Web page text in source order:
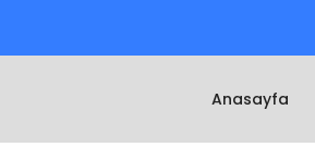
Anasayfa